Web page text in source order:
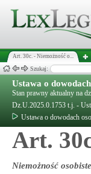
Art. 30c. - Niemożność o...
Szukaj:
Ustawa o
Stan prawny aktualny na
Dz.U.2025.0.1753 t.j. -
Ustawa o dowodach
Art.
Niemożność